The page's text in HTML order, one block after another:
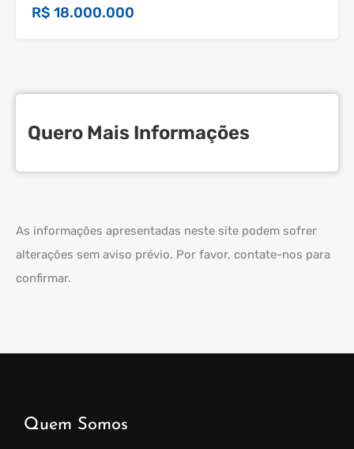
R$ 18.000.000
Quero Mais Informações
As informações apresentadas neste site podem sofrer
alterações sem aviso prévio. Por favor, contate-nos para
confirmar.
Quem Somos